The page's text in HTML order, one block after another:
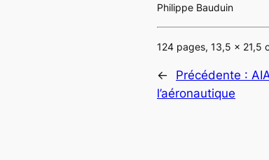
Philippe Bauduin
124 pages, 13,5 x 21,5
← Précédente :
l’aéronautique